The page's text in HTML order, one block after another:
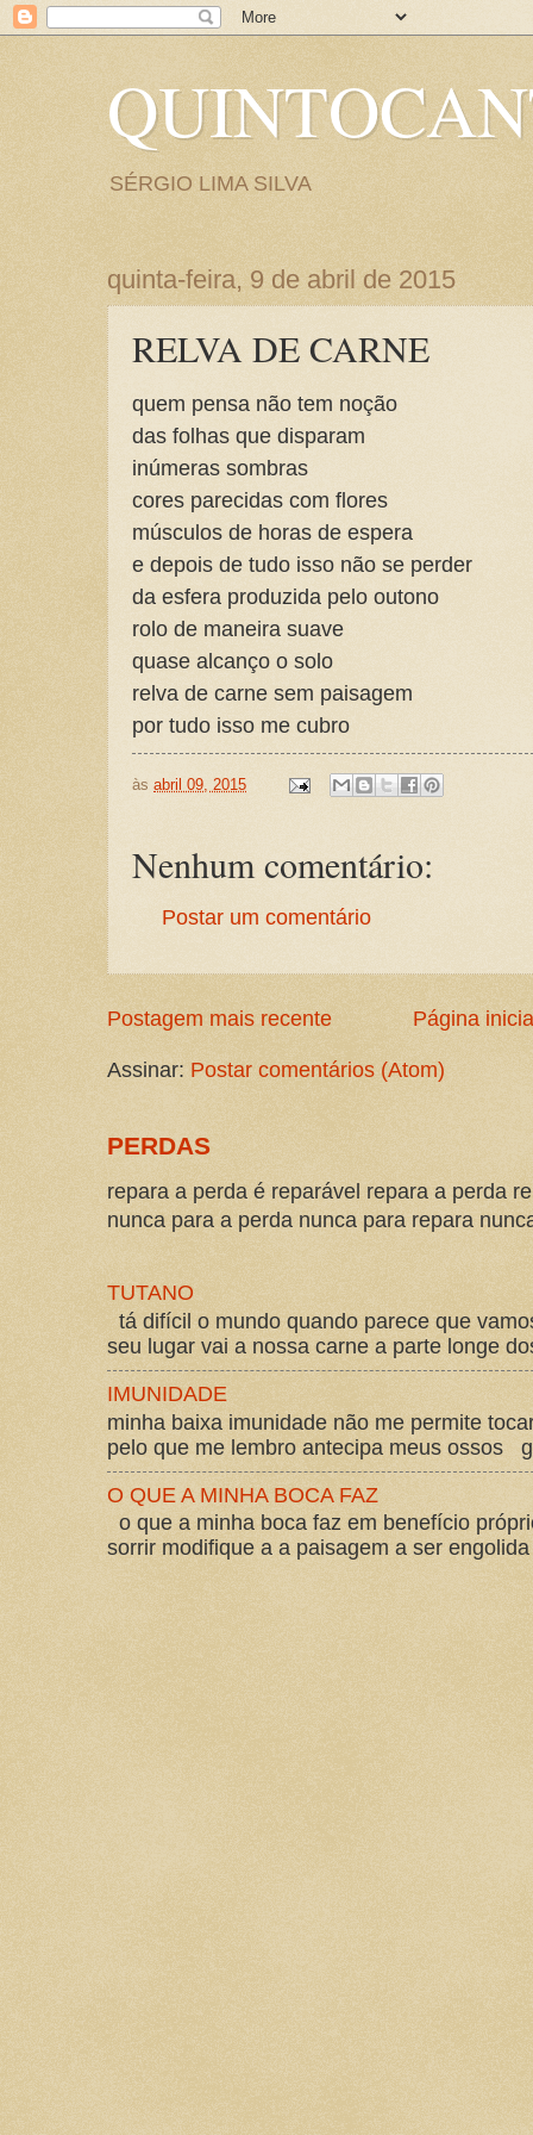
SÉRGIO LIMA SILVA
quinta-feira, 9 de abril de 2015
RELVA DE CARNE
quem pensa não tem noção
das folhas que disparam
inúmeras sombras
cores parecidas com flores
músculos de horas de espera
e depois de tudo isso não se perder
da esfera produzida pelo outono
rolo de maneira suave
quase alcanço o solo
relva de carne sem paisagem
por tudo isso me cubro
às abril 09, 2015
Nenhum comentário:
Postar um comentário
Postagem mais recente Página
Assinar: Postar comentários (Atom)
PERDAS
repara a perda é reparável repara a perda
nunca para a perda nunca para repara
TUTANO
tá difícil o mundo quando parece que
seu lugar vai a nossa carne a parte longe
IMUNIDADE
minha baixa imunidade não me permite
pelo que me lembro antecipa meus ossos
O QUE A MINHA BOCA FAZ
o que a minha boca faz em benefício
sorrir modifique a a paisagem a ser